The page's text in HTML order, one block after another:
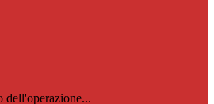
dell'operazione...